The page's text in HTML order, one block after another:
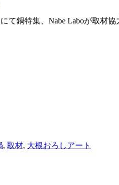
て鍋特集、Nabe Laboが取
, 取材, 大根おろしアート